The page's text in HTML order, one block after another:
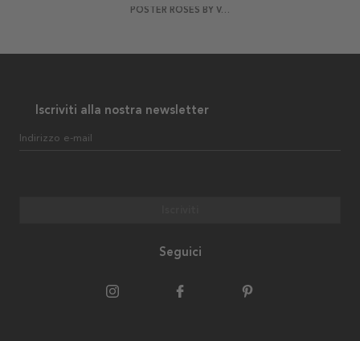
POSTER ROSES BY VAN GOGH
Iscriviti alla nostra newsletter
Indirizzo e-mail
Seguici